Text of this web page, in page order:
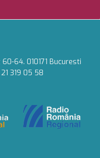
64. 010171 Bucuresti
319 05 58